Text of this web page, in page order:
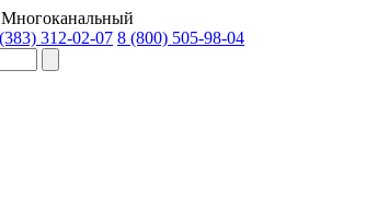
Многоканальный
312-02-07 8 (800) 505-98-04